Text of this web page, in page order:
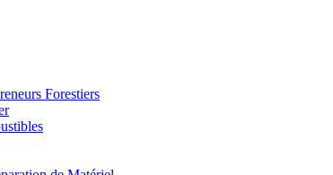
Forestiers